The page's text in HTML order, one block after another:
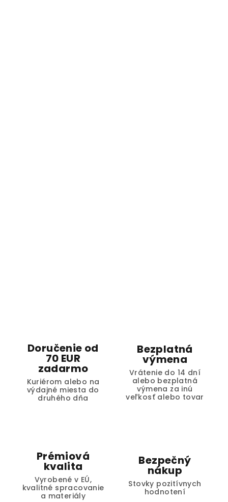
Doručenie od
70 EUR
zadarmo
Kuriérom alebo na
výdajné miesta do
druhého dňa
Bezplatná
výmena
Vrátenie do 14 dní
alebo bezplatná
výmena za inú
veľkosť alebo tovar
Prémiová
kvalita
Vyrobené v EÚ,
kvalitné spracovanie
a materiály
Bezpečný
nákup
Stovky pozitívnych
hodnotení